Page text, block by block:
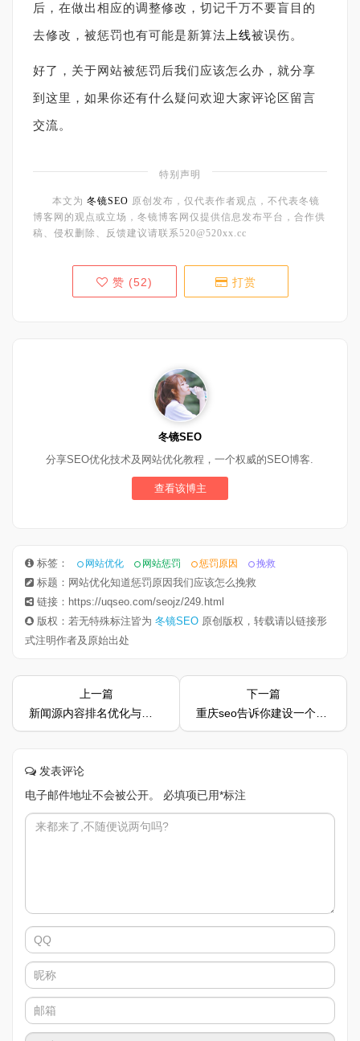
后，在做出相应的调整修改，切记千万不要盲目的
去修改，被惩罚也有可能是新算法 上线被误伤。
好了，关于网站被惩罚后我们应该怎么办，就分享
到这里，如果你还有什么疑问欢迎大家评论区留言
交流。
特别声明
本文为 冬镜SEO 原创发布，仅代表作者观点，不代表冬镜
博客网的观点或立场，冬镜博客网仅提供信息发布平台，合作供
稿、侵权删除、反馈建议请联系520@520xx.cc
赞 (52) 打赏
冬镜SEO
分享SEO优化技术及网站优化教程，一个权威的SEO博客.
查看该博主
标签： 网站优化 网站惩罚 惩罚原因 挽救
标题：网站优化知道惩罚原因我们应该怎么挽救
链接：https://uqseo.com/seojz/249.html
版权：若无特殊标注皆为 冬镜SEO 原创版权，转载请以链接形
式注明作者及原始出处
上一篇
新闻源内容排名优化与普通站点优化有什么区别
下一篇
重庆seo告诉你建设一个网站需要多少钱
发表评论
电子邮件地址不会被公开。
必填项已用*标注